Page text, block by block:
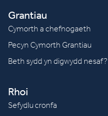
Grantiau
Cymorth a chefnogaeth
Pecyn Cymorth Grantiau
Beth sydd yn digwydd nesaf?
Rhoi
Sefydlu cronfa